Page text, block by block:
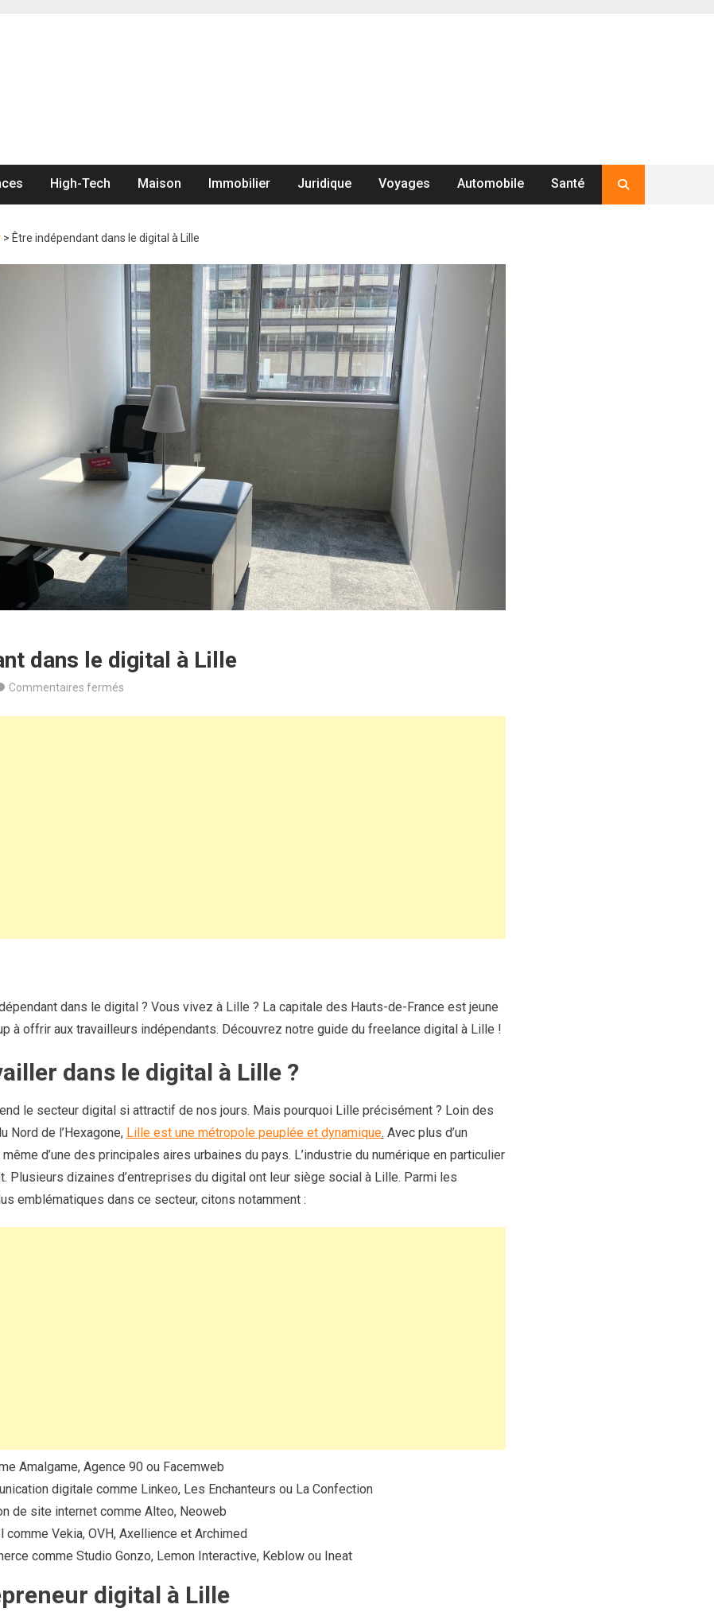
High-Tech Maison Immobilier Juridique Voyages Automobile Santé
> Être indépendant dans le digital à Lille
dans le digital à Lille
Commentaires ferméssur
dans le digital ? Vous vivez à Lille ? La capitale des Hauts-de-France est jeune
à offrir aux travailleurs indépendants. Découvrez notre guide du freelance digital à Lille !
dans le digital à Lille ?
le secteur digital si attractif de nos jours. Mais pourquoi Lille précisément ? Loin des
Nord de l’Hexagone, Lille est une métropole peuplée et dynamique. Avec plus d’un
même d’une des principales aires urbaines du pays. L’industrie du numérique en particulier
Plusieurs dizaines d’entreprises du digital ont leur siège social à Lille. Parmi les
emblématiques dans ce secteur, citons notamment :
Amalgame, Agence 90 ou Facemweb
digitale comme Linkeo, Les Enchanteurs ou La Confection
de site internet comme Alteo, Neoweb
Vekia, OVH, Axellience et Archimed
comme Studio Gonzo, Lemon Interactive, Keblow ou Ineat
digital à Lille